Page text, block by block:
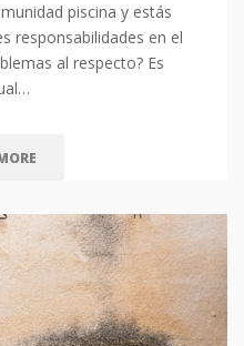
piscina y estás
responsabilidades en el
al respecto? Es